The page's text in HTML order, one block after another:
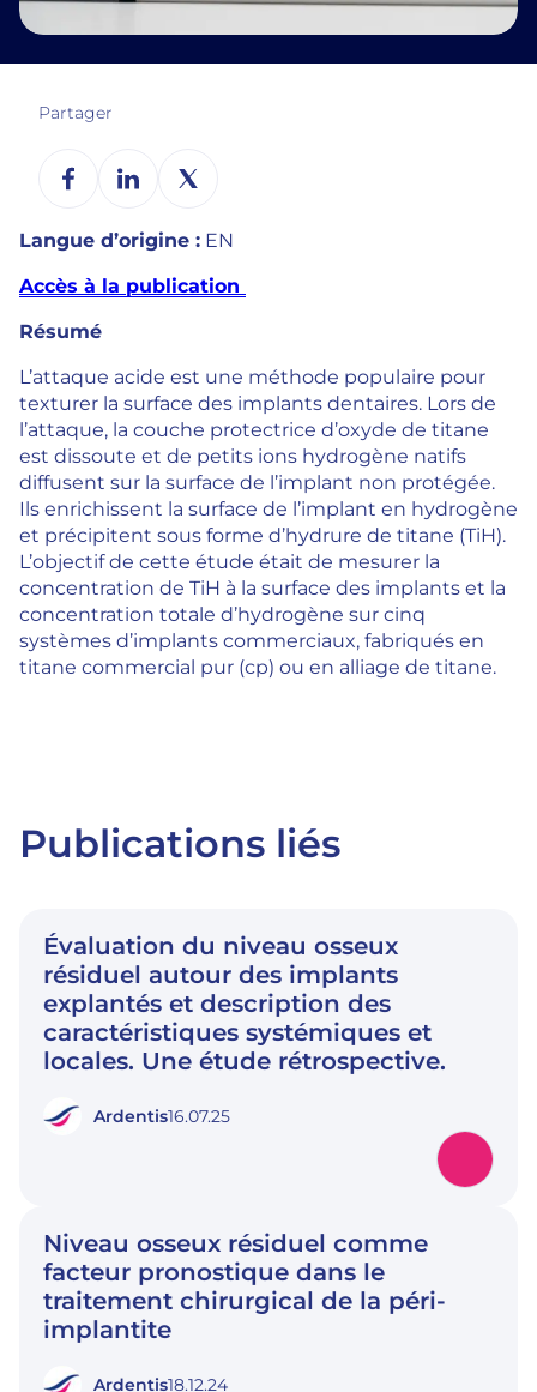
Partager
Langue d’origine : EN
Accès à la publication
Résumé
L’attaque acide est une méthode populaire pour
texturer la surface des implants dentaires. Lors de
l’attaque, la couche protectrice d’oxyde de titane
est dissoute et de petits ions hydrogène natifs
diffusent sur la surface de l’implant non protégée.
Ils enrichissent la surface de l’implant en hydrogène
et précipitent sous forme d’hydrure de titane (TiH).
L’objectif de cette étude était de mesurer la
concentration de TiH à la surface des implants et la
concentration totale d’hydrogène sur cinq
systèmes d’implants commerciaux, fabriqués en
titane commercial pur (cp) ou en alliage de titane.
Publications liés
Évaluation du niveau osseux
résiduel autour des implants
explantés et description des
caractéristiques systémiques et
locales. Une étude rétrospective.
Ardentis16.07.25
Niveau osseux résiduel comme
facteur pronostique dans le
traitement chirurgical de la péri-
implantite
Ardentis18.12.24